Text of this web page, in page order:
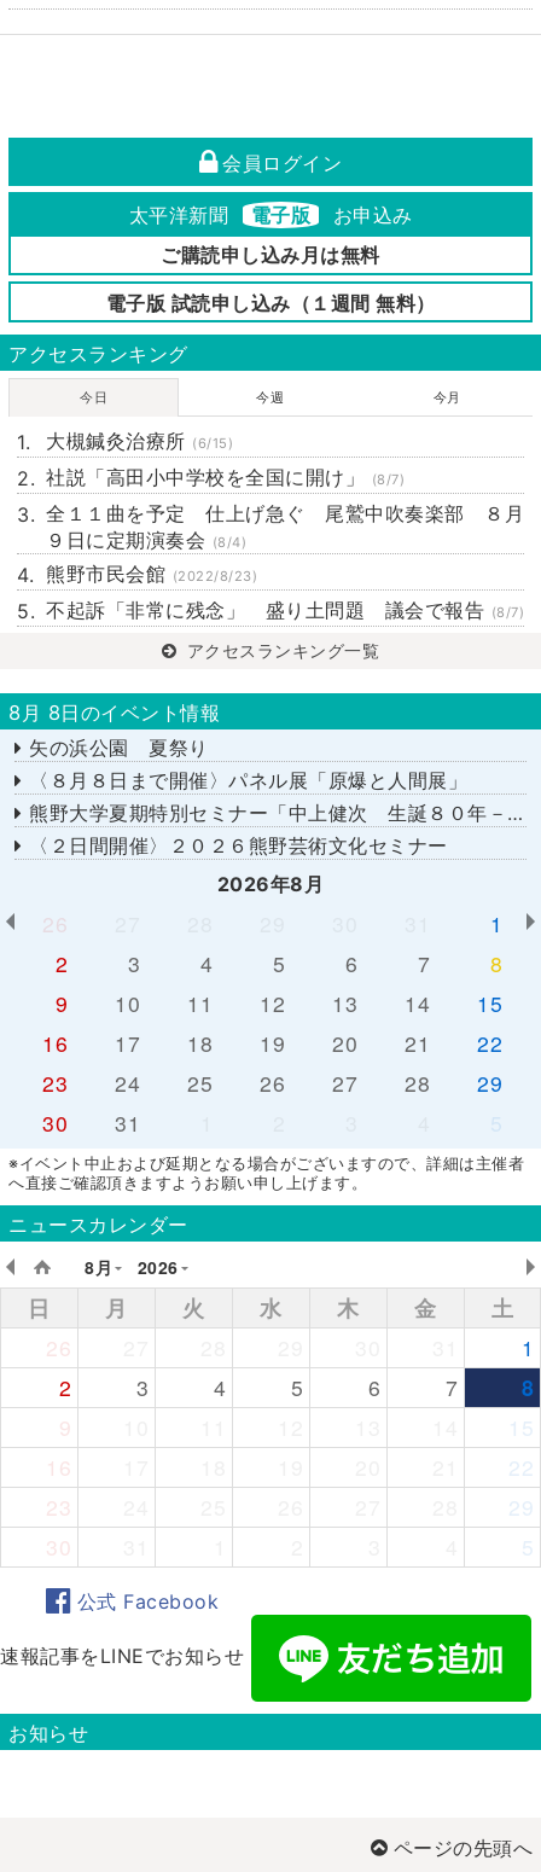
会員ログイン
太平洋新聞 電子版
お申込み
ご購読申し込み月は無料
電子版 試読申し込み（１週間 無料）
アクセスランキング
今日 今週 今月
大槻鍼灸治療所 (6/15)
社説「高田小中学校を全国に開け」 (8/7)
全１１曲を予定 仕上げ急ぐ 尾鷲中吹奏楽部 ８月
９日に定期演奏会 (8/4)
熊野市民会館 (2022/8/23)
不起訴「非常に残念」 盛り土問題 議会で報告 (8/7)
アクセスランキング一覧
8月 8日のイベント情報
矢の浜公園 夏祭り
〈８月８日まで開催〉パネル展「原爆と人間展」
熊野大学夏期特別セミナー「中上健次 生誕８０年－時代へのまなざし－」
〈２日間開催〉２０２６熊野芸術文化セミナー
2026年8月
26
1
2
3 4 5 6 7
8
9
10 11 12 13 14
15
16
17 18 19 20 21
22
23
24 25 26 27 28
29
30
31 5
※イベント中止および延期となる場合がございますので、詳細は主催者
へ直接ご確認頂きますようお願い申し上げます。
ニュースカレンダー
8月
2026
日 月 火 水 木 金
土
26
1
2
3 4 5 6 7
8
9
15
16
22
23
29
30
5
公式 Facebook
速報記事をLINEでお知らせ
お知らせ
ページの先頭へ